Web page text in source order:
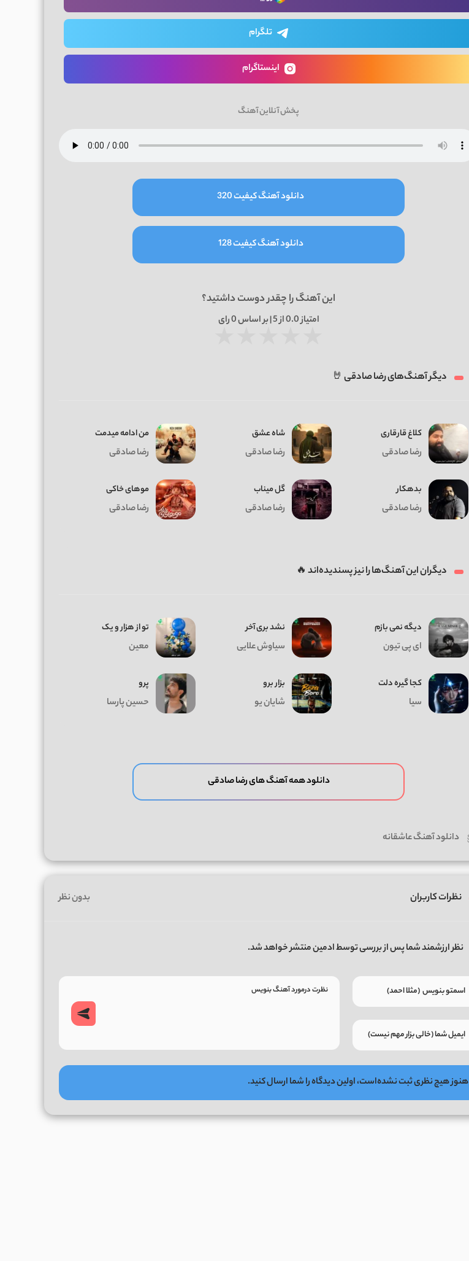
تلگرام
اینستاگرام
پخش آنلاین آهنگ
دانلود آهنگ کیفیت 320
دانلود آهنگ کیفیت 128
این آهنگ را چقدر دوست داشتید؟
امتیاز0.0از 5 | بر اساس 0رای
دیگر آهنگ‌های رضا صادقی 🤘
کلاغ قارقاری
رضا صادقی
شاه عشق
رضا صادقی
من ادامه میدمت
رضا صادقی
بدهکار
رضا صادقی
گل میناب
رضا صادقی
موهای خاکی
رضا صادقی
دیگران این آهنگ‌ها را نیز پسندیده‌اند 🔥
دیگه نمی بازم
ای پی تیون
نشد بری آخر
سیاوش علایی
تو از هزار و یک
معین
کجا گیره دلت
سیا
بزار برو
شایان یو
پرو
حسین پارسا
دانلود همه آهنگ های رضا صادقی
دانلود آهنگ عاشقانه
نظرات کاربران بدون نظر
نظر ارزشمند شما پس از بررسی توسط ادمین منتشر خواهد شد.
هنوز هیچ نظری ثبت نشده‌است، اولین دیدگاه را شما ارسال کنید.